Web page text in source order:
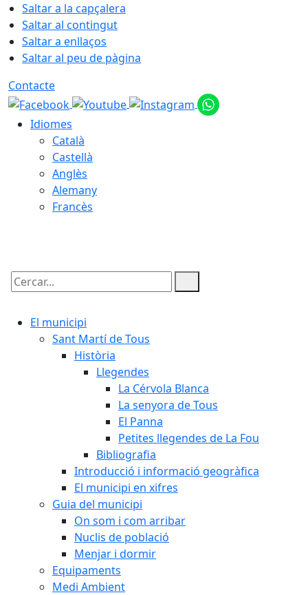
Saltar a la capçalera
Saltar al contingut
Saltar a enllaços
Saltar al peu de pàgina
Contacte
Idiomes
Català
Castellà
Anglès
Alemany
Francès
Cercar:
El municipi
Sant Martí de Tous
Història
Llegendes
La Cérvola Blanca
La senyora de Tous
El Panna
Petites llegendes de La Fou
Bibliografia
Introducció i informació geogràfica
El municipi en xifres
Guia del municipi
On som i com arribar
Nuclis de població
Menjar i dormir
Equipaments
Medi Ambient